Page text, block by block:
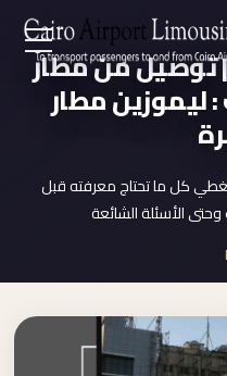
Home
About Us
توصيل من مطار
ليموزين مطار
كل ما تحتاج معرفته قبل
الأسئلة الشائعة
Zamalek
Taxi
Wedding
Rental
Service
Wedding